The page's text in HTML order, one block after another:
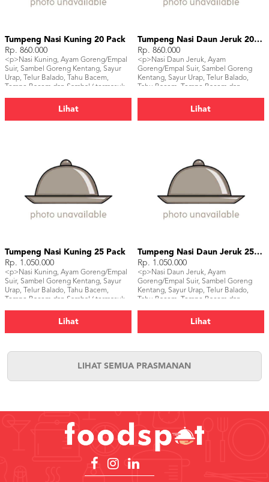
Tumpeng Nasi Kuning 20 Pack
Rp. 860.000
<p>Nasi Kuning, Ayam Goreng/Empal
Suir, Sambel Goreng Kentang, Sayur
Urap, Telur Balado, Tahu Bacem,
Tempe Bacem dan Sambal ( termasuk
Lihat
Tumpeng Nasi Daun Jeruk 20 Pack
Rp. 860.000
<p>Nasi Daun Jeruk, Ayam
Goreng/Empal Suir, Sambel Goreng
Kentang, Sayur Urap, Telur Balado,
Tahu Bacem, Tempe Bacem dan
pisau tumpeng)</p>Lihat
Tumpeng Nasi Kuning 25 Pack
Rp. 1.050.000
<p>Nasi Kuning, Ayam Goreng/Empal
Suir, Sambel Goreng Kentang, Sayur
Urap, Telur Balado, Tahu Bacem,
Tempe Bacem dan Sambal ( termasuk
Lihat
Tumpeng Nasi Daun Jeruk 25 Pack
Rp. 1.050.000
<p>Nasi Daun Jeruk, Ayam
Goreng/Empal Suir, Sambel Goreng
Kentang, Sayur Urap, Telur Balado,
Tahu Bacem, Tempe Bacem dan
pisau tumpeng)</p>Lihat
LIHAT SEMUA PRASMANAN